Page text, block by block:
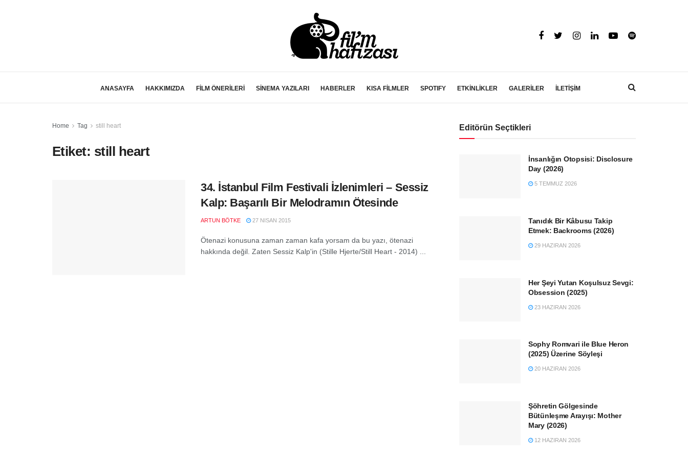
ANASAYFA HAKKIMIZDA FİLM ÖNERİLERİ SİNEMA YAZILARI HABERLER KISA FİLMLER SPOTIFY ETKİNLİKLER GALERİLER İLETİŞİM
Home Tag still heart
Etiket: still heart
34. İstanbul Film Festivali İzlenimleri – Sessiz
Kalp: Başarılı Bir Melodramın Ötesinde
ARTUN BÖTKE 27 NISAN 2015
Ötenazi konusuna zaman zaman kafa yorsam da bu yazı, ötenazi
hakkında değil. Zaten Sessiz Kalp'in (Stille Hjerte/Still Heart - 2014) ...
Editörün Seçtikleri
İnsanlığın Otopsisi: Disclosure
Day (2026)
5 TEMMUZ 2026
Tanıdık Bir Kâbusu Takip
Etmek: Backrooms (2026)
29 HAZIRAN 2026
Her Şeyi Yutan Koşulsuz Sevgi:
Obsession (2025)
23 HAZIRAN 2026
Sophy Romvari ile Blue Heron
(2025) Üzerine Söyleşi
20 HAZIRAN 2026
Şöhretin Gölgesinde
Bütünleşme Arayışı: Mother
Mary (2026)
12 HAZIRAN 2026